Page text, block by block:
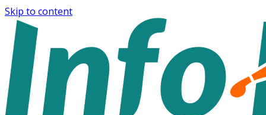
Skip to content